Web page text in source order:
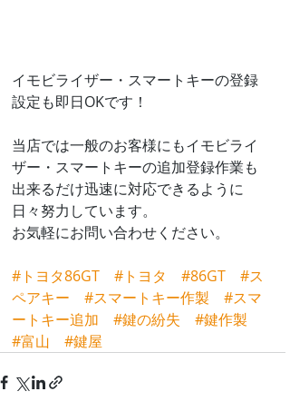
イモビライザー・スマートキーの登録
設定も即日OKです！
当店では一般のお客様にもイモビライ
ザー・スマートキーの追加登録作業も
出来るだけ迅速に対応できるように
日々努力しています。
お気軽にお問い合わせください。
#トヨタ86GT #トヨタ #86GT
#ス
ペアキー
#スマートキー作製
#スマ
ートキー追加
#鍵の紛失
#鍵作製
#富山
#鍵屋